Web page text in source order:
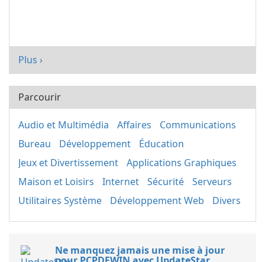
Plus ›
Parcourir
Audio et Multimédia Affaires
Communications
Bureau
Développement
Éducation
Jeux et Divertissement
Applications Graphiques
Maison et Loisirs
Internet Sécurité
Serveurs
Utilitaires Système
Développement Web Divers
Ne manquez jamais une mise à jour